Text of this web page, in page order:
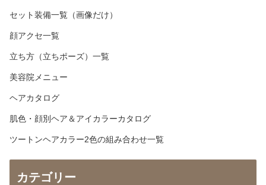
セット装備一覧（画像だけ）
顔アクセ一覧
立ち方（立ちポーズ）一覧
美容院メニュー
ヘアカタログ
肌色・顔別ヘア＆アイカラーカタログ
ツートンヘアカラー2色の組み合わせ一覧
カテゴリー